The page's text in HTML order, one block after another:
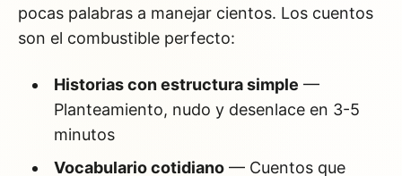
pocas palabras a manejar cientos. Los cuentos
son el combustible perfecto:
Historias con estructura simple —
Planteamiento, nudo y desenlace en 3-5
minutos
Vocabulario cotidiano— Cuentos que